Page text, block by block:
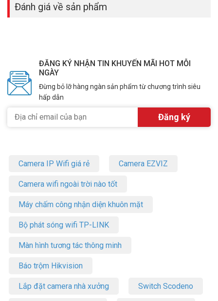
Đánh giá về sản phẩm
ĐĂNG KÝ NHẬN TIN KHUYẾN MÃI HOT MỖI
NGÀY
Đừng bỏ lỡ hàng ngàn sản phẩm từ chương trình siêu
hấp dẫn
Camera IP Wifi giá rẻ Camera EZVIZ
Camera wifi ngoài trời nào tốt
Máy chấm công nhận diện khuôn mặt
Bộ phát sóng wifi TP-LINK
Màn hình tương tác thông minh
Báo trộm Hikvision
Lắp đặt camera nhà xưởng Switch Scodeno